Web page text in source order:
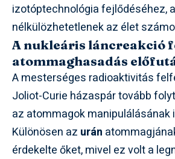
izotóptechnológia fejlődéséhez,
nélkülözhetetlenek az élet
A nukleáris láncreakció
atommaghasadás
A mesterséges radioaktivitás
Joliot-Curie házaspár tovább
az atommagok manipulálásának
Különösen az urán
érdekelte őket, mivel ez volt a